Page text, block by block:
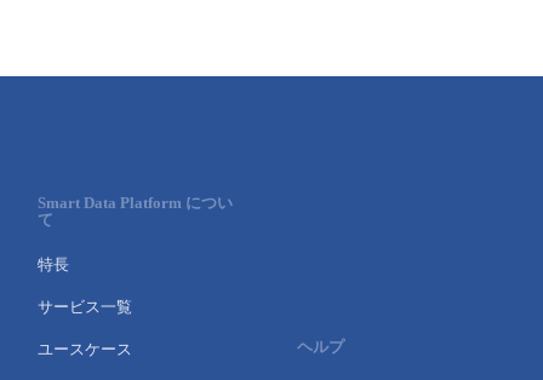
Smart Data Platform につい
て
特長
サービス一覧
ユースケース ヘルプ